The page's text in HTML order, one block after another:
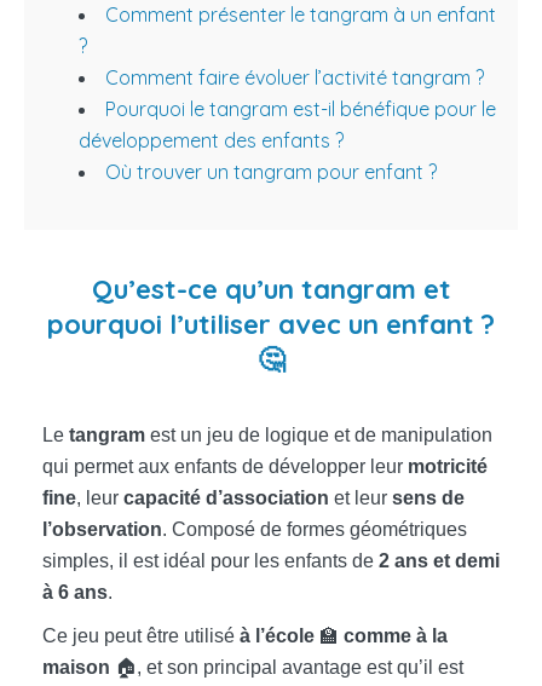
Comment présenter le tangram à un enfant
?
Comment faire évoluer l’activité tangram ?
Pourquoi le tangram est-il bénéfique pour le
développement des enfants ?
Où trouver un tangram pour enfant ?
Qu’est-ce qu’un tangram et
pourquoi l’utiliser avec un enfant ?
🤔
Le tangram est un jeu de logique et de manipulation
qui permet aux enfants de développer leur motricité
fine, leur capacité d’association et leur sens de
l’observation. Composé de formes géométriques
simples, il est idéal pour les enfants de 2 ans et demi
à 6 ans.
Ce jeu peut être utilisé à l’école 🏫 comme à la
maison 🏠, et son principal avantage est qu’il est